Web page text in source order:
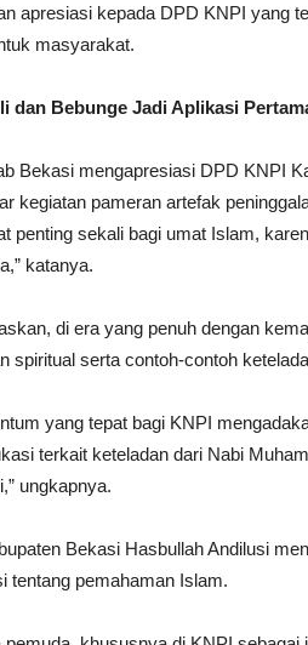
apresiasi kepada DPD KNPI yang
masyarakat.
dan Bebunge Jadi Aplikasi
Bekasi mengapresiasi DPD KNPI
kegiatan pameran artefak
penting sekali bagi umat Islam,
katanya.
di era yang penuh dengan
spiritual serta contoh-contoh
yang tepat bagi KNPI
terkait keteladan dari Nabi
ungkapnya.
Bekasi Hasbullah Andilusi
tentang pemahaman Islam.